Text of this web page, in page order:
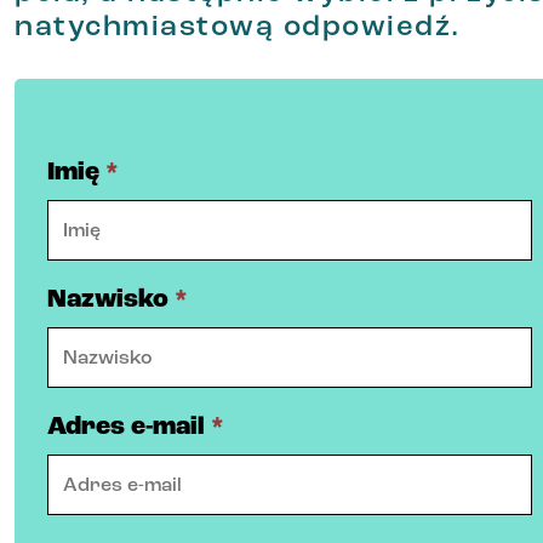
natychmiastową odpowiedź.
Imię *
Nazwisko *
Adres e-mail *